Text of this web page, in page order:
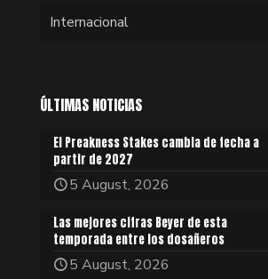
Internacional
ÚLTIMAS NOTICIAS
El Preakness Stakes cambia de fecha a
partir de 2027
5 August, 2026
Las mejores cifras Beyer de esta
temporada entre los dosañeros
5 August, 2026